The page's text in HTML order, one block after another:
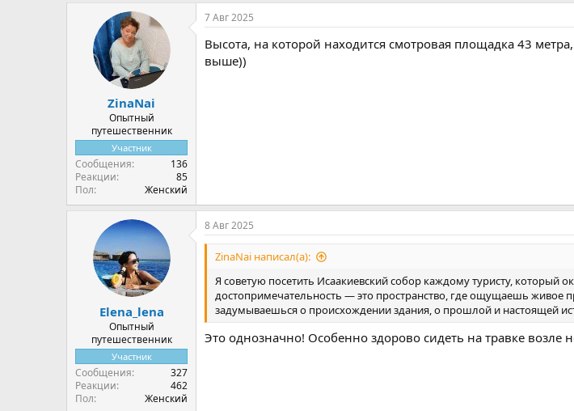
ZinaNai
Опытный
путешественник
Участник
Сообщения
136
Реакции
85
Пол
Женский
7 Авг 2025
Высота, на которой находится смотровая площадка 43
выше))
Elena_lena
Опытный
путешественник
Участник
Сообщения
327
Реакции
462
Пол
Женский
8 Авг 2025
ZinaNai написал(а):
Я советую посетить Исаакиевский собор каждому туристу, который
достопримечательность — это пространство, где ощущаешь живое
задумываешься о происхождении здания, о прошлой и настоящей
Это однозначно! Особенно здорово сидеть на травке возле